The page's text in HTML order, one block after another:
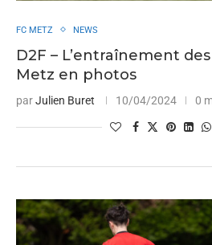
FC METZ NEWS
D2F – L’entraînement
Metz en photos
parJulien Buret 10/04/2024 0